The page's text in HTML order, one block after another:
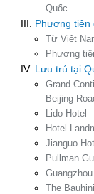
Quốc
Phương tiện
Từ Việt
Phương
Lưu trú tại
Grand
Beijing
Lido Hotel
Hotel
Jianguo
Pullman
Guangzhou
The